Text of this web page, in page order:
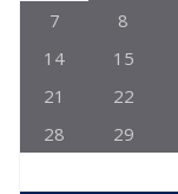
7
8
14
15
21
22
28
29